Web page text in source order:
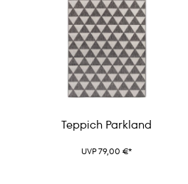
Teppich Parkland
UVP 79,00 €*